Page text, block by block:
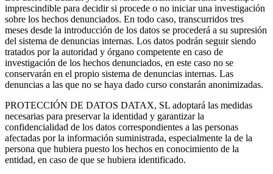
imprescindible para decidir si procede o no iniciar una investigación
sobre los hechos denunciados. En todo caso, transcurridos tres
meses desde la introducción de los datos se procederá a su supresión
del sistema de denuncias internas. Los datos podrán seguir siendo
tratados por la autoridad y órgano competente en caso de
investigación de los hechos denunciados, en este caso no se
conservarán en el propio sistema de denuncias internas. Las
denuncias a las que no se haya dado curso constarán anonimizadas.
PROTECCIÓN DE DATOS DATAX, SL adoptará las medidas
necesarias para preservar la identidad y garantizar la
confidencialidad de los datos correspondientes a las personas
afectadas por la información suministrada, especialmente la de la
persona que hubiera puesto los hechos en conocimiento de la
entidad, en caso de que se hubiera identificado.